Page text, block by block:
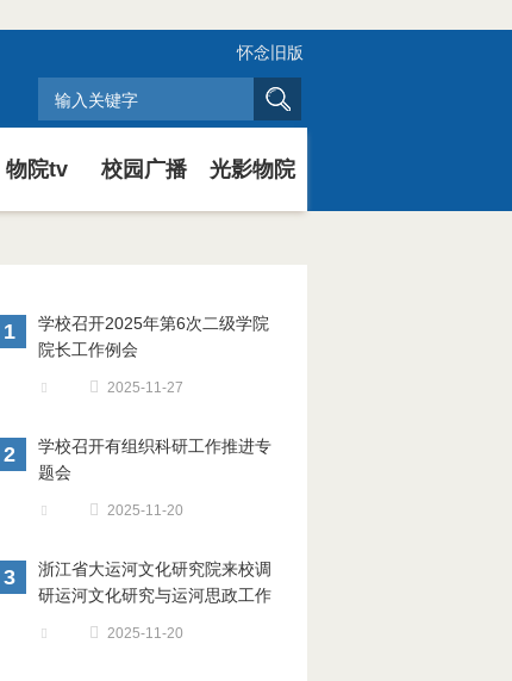
怀念旧版
物院tv 校园广播 光影物院
1
学校召开2025年第6次二级学院
院长工作例会
2025-11-27
2
学校召开有组织科研工作推进专
题会
2025-11-20
3
浙江省大运河文化研究院来校调
研运河文化研究与运河思政工作
2025-11-20